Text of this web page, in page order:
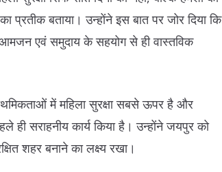
बताया। उन्होंने इस बात पर जोर दिया कि
एवं समुदाय के सहयोग से ही वास्तविक
में महिला सुरक्षा सबसे ऊपर है और
ही सराहनीय कार्य किया है। उन्होंने जयपुर को
शहर बनाने का लक्ष्य रखा।